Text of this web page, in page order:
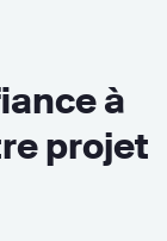
à
projet